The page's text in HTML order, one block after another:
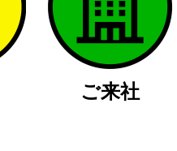
ご来社